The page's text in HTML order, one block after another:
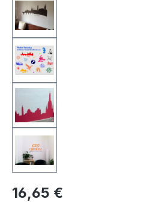
16,65 €